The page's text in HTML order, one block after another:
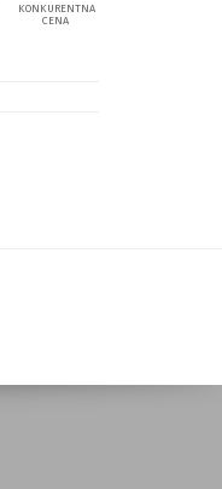
KONKURENTNA
CENA